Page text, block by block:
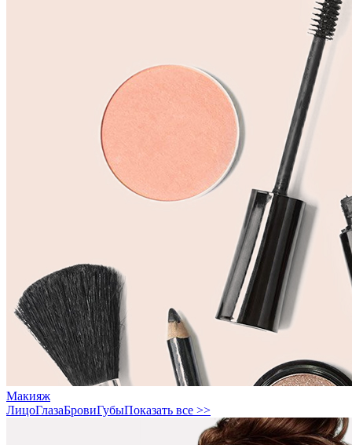
Макияж
ЛицоГлазаБровиГубыПоказать все >>